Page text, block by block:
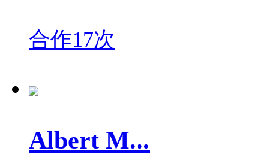
合作17次
Albert M...